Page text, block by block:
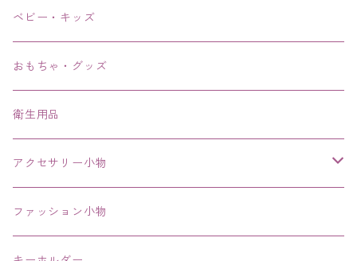
リング、指輪
ブレスレット、バングル、ブレス、腕輪
ネックレス、チョーカー
その他
ベビー・キッズ
おもちゃ・グッズ
衛生用品
アクセサリー小物
エコバッグ コンビニ
ファッション小物